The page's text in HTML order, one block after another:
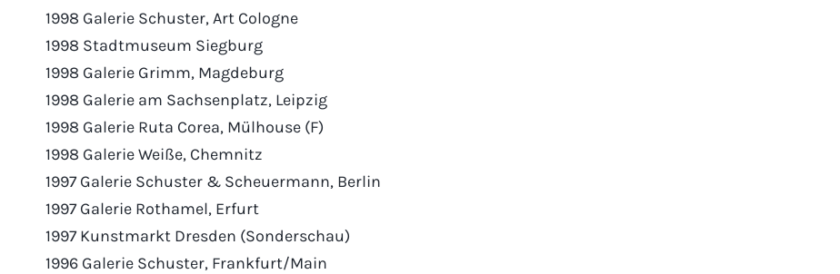
1998 Galerie Schuster, Art Cologne
1998 Stadtmuseum Siegburg
1998 Galerie Grimm, Magdeburg
1998 Galerie am Sachsenplatz, Leipzig
1998 Galerie Ruta Corea, Mülhouse (F)
1998 Galerie Weiße, Chemnitz
1997 Galerie Schuster & Scheuermann, Berlin
1997 Galerie Rothamel, Erfurt
1997 Kunstmarkt Dresden (Sonderschau)
1996 Galerie Schuster, Frankfurt/Main